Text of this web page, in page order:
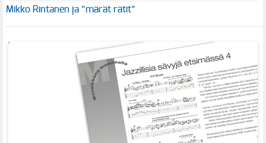
Mikko Rintanen ja ”märät rätit”